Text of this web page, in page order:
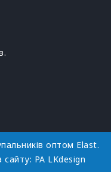
оптом Elast.
сайту: РА LKdesign